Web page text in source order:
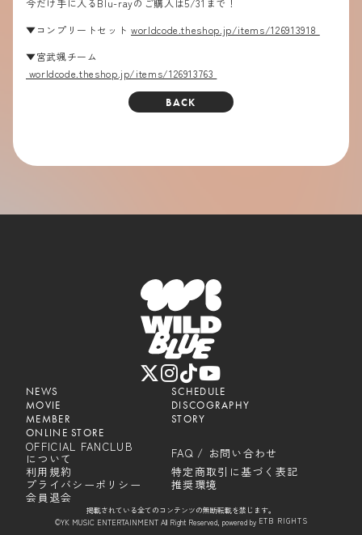
今だけ手に入るBlu-rayのご購入は5/31まで！
▼コンプリートセットworldcode.theshop.jp/items/126913918
▼宮武颯チーム
worldcode.theshop.jp/items/126913763
BACK
NEWS
SCHEDULE
MOVIE
DISCOGRAPHY
MEMBER
STORY
ONLINE STORE
OFFICIAL FANCLUB
について
FAQ / お問い合わせ
利用規約
特定商取引に基づく表記
プライバシーポリシー
推奨環境
会員退会
掲載されている全てのコンテンツの無断転載を禁じます。
©YK MUSIC ENTERTAINMENT All Right Reserved, powered by ETB RIGHTS